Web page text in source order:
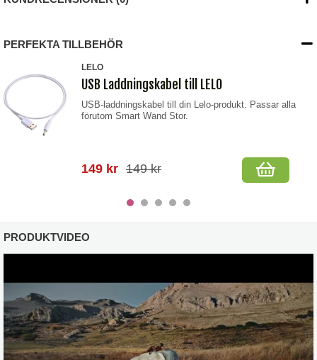
PERFEKTA TILLBEHÖR
LELO
USB Laddningskabel till LELO
USB-laddningskabel till din Lelo-produkt. Passar alla
förutom Smart Wand Stor.
149 kr 149 kr
PRODUKTVIDEO